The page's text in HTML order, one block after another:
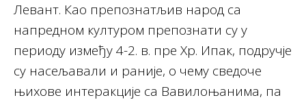
Левант. Као препознатљив народ са
напредном културом препознати су у
периоду између 4-2. в. пре Хр. Ипак, подручје
су насељавали и раније, о чему сведоче
њихове интеракције са Вавилоњанима, па